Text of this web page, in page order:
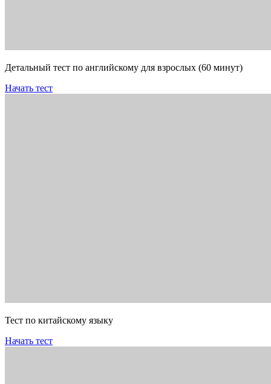
Детальный тест по английскому для взрослых (60 минут)
Начать тест
Тест по китайскому языку
Начать тест